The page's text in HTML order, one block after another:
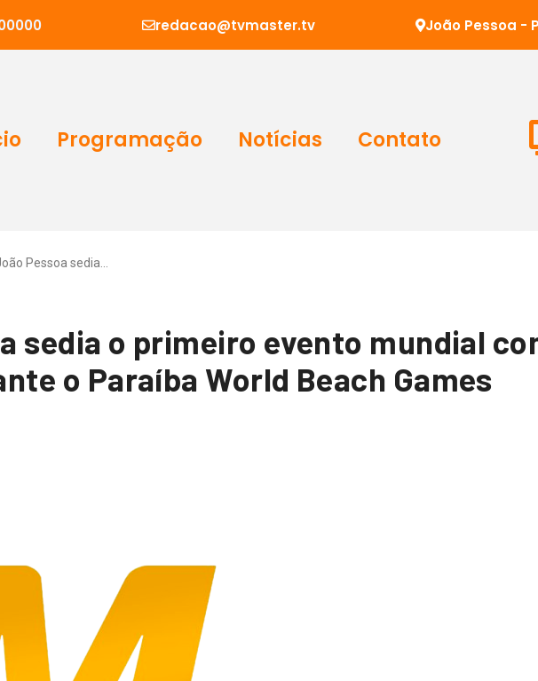
redacao@tvmaster.tv João Pessoa -
Programação Notícias Contato
Pessoa sedia…
sedia o primeiro evento mundial
o Paraíba World Beach Games